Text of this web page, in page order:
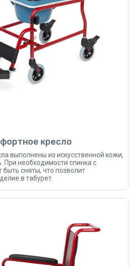
кресло
выполнены из искусственной кожи,
При необходимости спинка с
быть сняты, что позволит
в табурет.